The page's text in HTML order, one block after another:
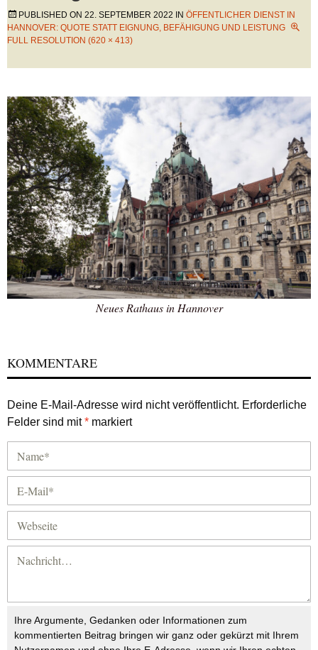
PUBLISHED ON 22. SEPTEMBER 2022 IN ÖFFENTLICHER DIENST IN
HANNOVER: QUOTE STATT EIGNUNG, BEFÄHIGUNG UND LEISTUNG
FULL RESOLUTION (620 × 413)
Neues Rathaus in Hannover
KOMMENTARE
Deine E-Mail-Adresse wird nicht veröffentlicht. Erforderliche
Felder sind mit* markiert
Ihre Argumente, Gedanken oder Informationen zum
kommentierten Beitrag bringen wir ganz oder gekürzt mit Ihrem